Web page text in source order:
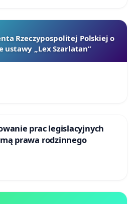
Rzeczypospolitej Polskiej o
ustawy „Lex Szarlatan”
prac legislacyjnych
prawa rodzinnego